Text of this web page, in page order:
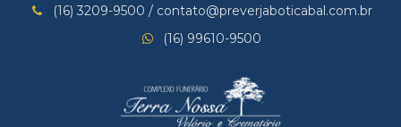
(16) 3209-9500 / contato@preverjaboticabal.com.br
(16) 99610-9500